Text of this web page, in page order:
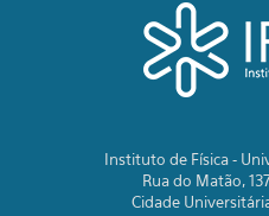
Instituto de Física -
Rua do Matão,
Cidade